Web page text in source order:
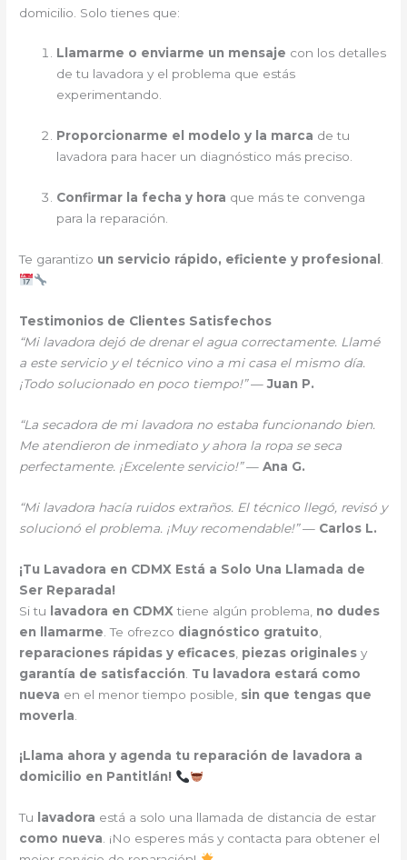
domicilio. Solo tienes que:
Llamarme o enviarme un mensaje con los detalles
de tu lavadora y el problema que estás
experimentando.
Proporcionarme el modelo y la marca de tu
lavadora para hacer un diagnóstico más preciso.
Confirmar la fecha y hora que más te convenga
para la reparación.
Te garantizo un servicio rápido, eficiente y profesional
Testimonios de Clientes Satisfechos
“Mi lavadora dejó de drenar el agua correctamente. Llamé
a este servicio y el técnico vino a mi casa el mismo día.
¡Todo solucionado en poco tiempo!”—Juan P.
“La secadora de mi lavadora no estaba funcionando bien.
Me atendieron de inmediato y ahora la ropa se seca
perfectamente. ¡Excelente servicio!”—Ana G.
“Mi lavadora hacía ruidos extraños. El técnico llegó, revisó y
solucionó el problema. ¡Muy recomendable!”— Carlos L.
¡Tu Lavadora en CDMX Está a Solo Una Llamada de
Ser Reparada!
Si tu lavadora en CDMX tiene algún problema, no dudes
en llamarme . Te ofrezco diagnóstico gratuito
reparaciones rápidas y eficaces piezas originales y
garantía de satisfacción Tu lavadora estará como
nueva en el menor tiempo posible, sin que tengas que
moverla
¡Llama ahora y agenda tu reparación de lavadora a
domicilio en Pantitlán!
Tu lavadora está a solo una llamada de distancia de estar
como nueva. ¡No esperes más y contacta para obtener el